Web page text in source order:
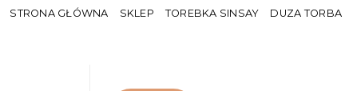
STRONA GŁÓWNA SKLEP TOREBKA SINSAY DUZA TORBA